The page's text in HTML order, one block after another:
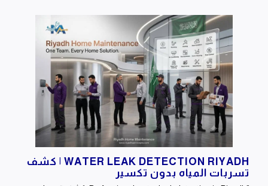
WATER LEAK DETECTION RIYADH | كشف
تسربات المياه بدون تكسير